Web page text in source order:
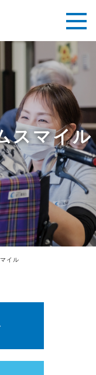
スマイル
イル